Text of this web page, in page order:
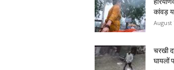
कांवड़
August
चरखी
घायलों